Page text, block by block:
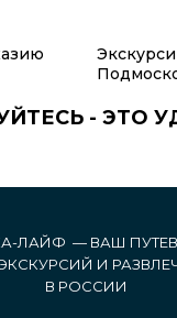
- ЭТО
ЛАЙФ — ВАШ
И
В РОССИИ